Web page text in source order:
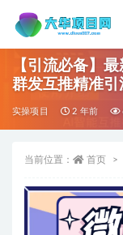
【引流必备】
群发互推精准引
教程】
实操项目 2 年前
当前位置： 首页